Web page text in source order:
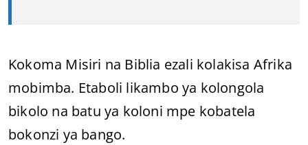
Kokoma Misiri na Biblia ezali kolakisa Afrika
mobimba. Etaboli likambo ya kolongola
bikolo na batu ya koloni mpe kobatela
bokonzi ya bango.